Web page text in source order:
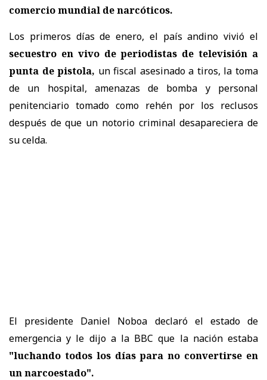
comercio mundial de narcóticos.
Los primeros días de enero, el país andino vivió el
secuestro en vivo de periodistas de televisión a
punta de pistola, un fiscal asesinado a tiros, la toma
de un hospital, amenazas de bomba y personal
penitenciario tomado como rehén por los reclusos
después de que un notorio criminal desapareciera de
su celda.
El presidente Daniel Noboa declaró el estado de
emergencia y le dijo a la BBC que la nación estaba
"luchando todos los días para no convertirse en
un narcoestado".